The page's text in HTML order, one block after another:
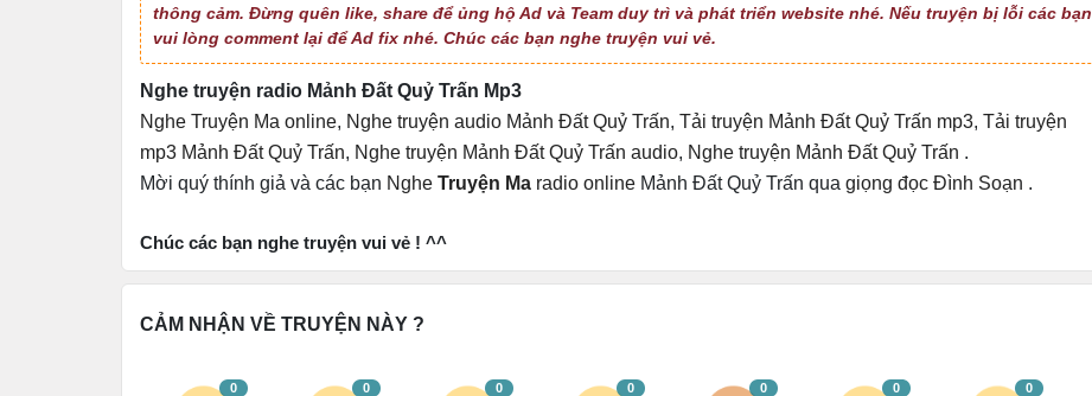
thông cảm. Đừng quên like, share để ủng hộ Ad và Team duy trì và phát triển website nhé. Nếu truyện bị lỗi các bạn
vui lòng comment lại để Ad fix nhé. Chúc các bạn nghe truyện vui vẻ.
Nghe truyện radio Mảnh Đất Quỷ Trấn Mp3
Nghe Truyện Ma online, Nghe truyện audio Mảnh Đất Quỷ Trấn, Tải truyện Mảnh Đất Quỷ Trấn mp3, Tải truyện
mp3 Mảnh Đất Quỷ Trấn, Nghe truyện Mảnh Đất Quỷ Trấn audio, Nghe truyện Mảnh Đất Quỷ Trấn .
Mời quý thính giả và các bạn Nghe Truyện Ma radio online Mảnh Đất Quỷ Trấn qua giọng đọc Đình Soạn .
Chúc các bạn nghe truyện vui vẻ ! ^^
CẢM NHẬN VỀ TRUYỆN NÀY ?
0 0 0 0 0 0 0